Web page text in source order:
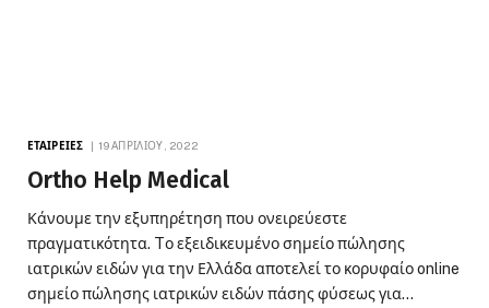
ΕΤΑΙΡΕΊΕΣ 19 ΑΠΡΙΛΊΟΥ, 2022
Ortho Help Medical
Κάνουμε την εξυπηρέτηση που ονειρεύεστε
πραγματικότητα. Tο εξειδικευμένο σημείο πώλησης
ιατρικών ειδών για την Ελλάδα αποτελεί το κορυφαίο online
σημείο πώλησης ιατρικών ειδών πάσης φύσεως για…